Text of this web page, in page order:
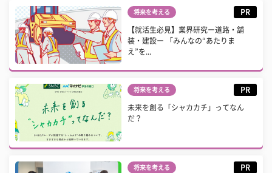
将来を考える PR
【就活生必見】業界研究ー道路・舗
装・建設ー 「みんなの“あたりま
え”を...
将来を考える PR
未来を創る「シャカカチ」ってなん
だ？
将来を考える PR